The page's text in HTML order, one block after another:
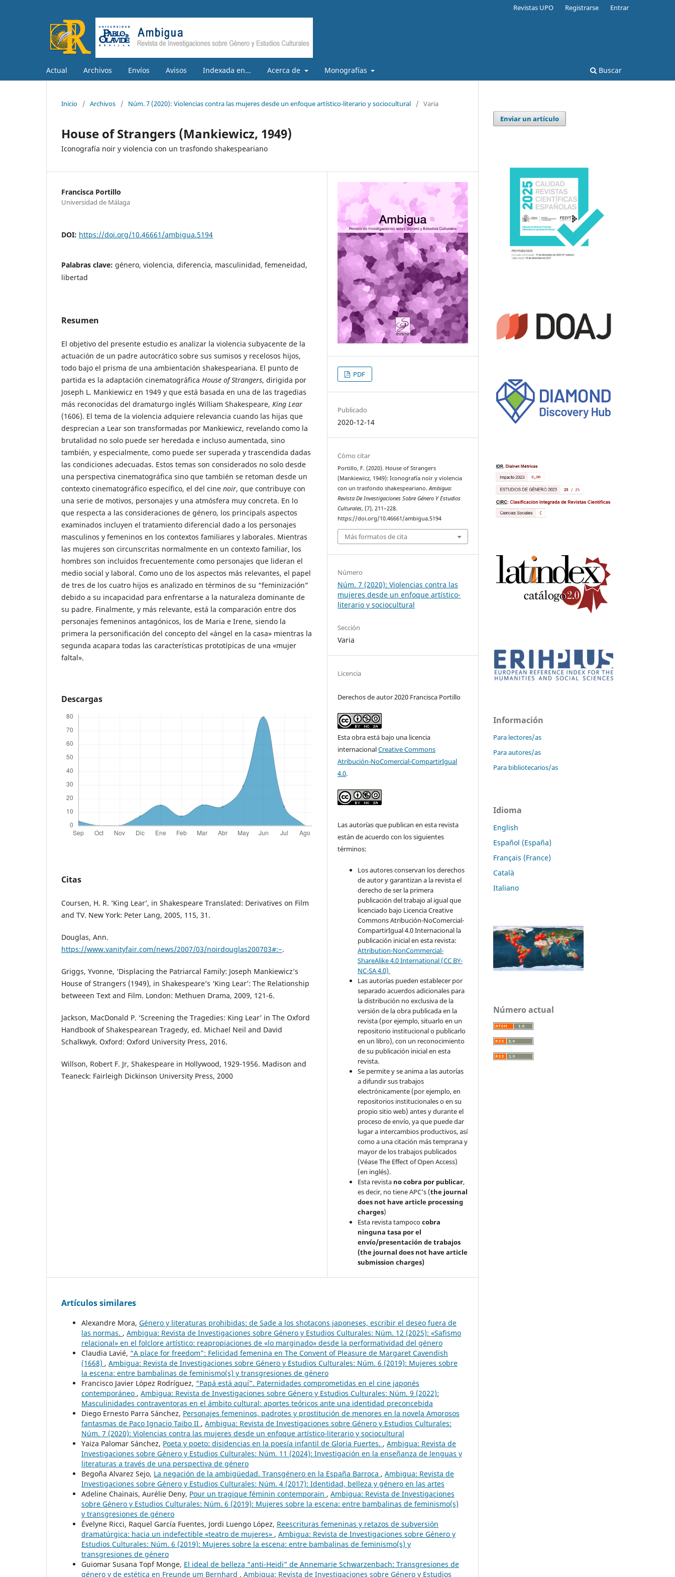
Actual Archivos Envíos Avisos Indexada en... Acerca de Monografías Buscar
Revistas UPO Registrarse Entrar
Inicio / Archivos / Núm. 7 (2020): Violencias contra las mujeres desde un enfoque artístico-literario y sociocultural / Varia
House of Strangers (Mankiewicz, 1949)
Iconografía noir y violencia con un trasfondo shakespeariano
Francisca Portillo
Universidad de Málaga
DOI: https://doi.org/10.46661/ambigua.5194
Palabras clave: género, violencia, diferencia, masculinidad, femeneidad,
libertad
Resumen
El objetivo del presente estudio es analizar la violencia subyacente de la
actuación de un padre autocrático sobre sus sumisos y recelosos hijos,
todo bajo el prisma de una ambientación shakespeariana. El punto de
partida es la adaptación cinematográfica House of Strangers, dirigida por
Joseph L. Mankiewicz en 1949 y que está basada en una de las tragedias
más reconocidas del dramaturgo inglés William Shakespeare, King Lear
(1606). El tema de la violencia adquiere relevancia cuando las hijas que
desprecian a Lear son transformadas por Mankiewicz, revelando como la
brutalidad no solo puede ser heredada e incluso aumentada, sino
también, y especialmente, como puede ser superada y trascendida dadas
las condiciones adecuadas. Estos temas son considerados no solo desde
una perspectiva cinematográfica sino que también se retoman desde un
contexto cinematográfico específico, el del cine noir, que contribuye con
una serie de motivos, personajes y una atmósfera muy concreta. En lo
que respecta a las consideraciones de género, los principals aspectos
examinados incluyen el tratamiento diferencial dado a los personajes
masculinos y femeninos en los contextos familiares y laborales. Mientras
las mujeres son circunscritas normalmente en un contexto familiar, los
hombres son incluidos frecuentemente como personajes que lideran el
medio social y laboral. Como uno de los aspectos más relevantes, el papel
de tres de los cuatro hijos es analizado en términos de su “feminización”
debido a su incapacidad para enfrentarse a la naturaleza dominante de
su padre. Finalmente, y más relevante, está la comparación entre dos
personajes femeninos antagónicos, los de Maria e Irene, siendo la
primera la personificación del concepto del «ángel en la casa» mientras la
segunda acapara todas las características prototípicas de una «mujer
faltal».
Descargas
Citas
Coursen, H. R. ‘King Lear’, in Shakespeare Translated: Derivatives on Film
and TV. New York: Peter Lang, 2005, 115, 31.
Douglas, Ann.
https://www.vanityfair.com/news/2007/03/noirdouglas200703#:~.
Griggs, Yvonne, ‘Displacing the Patriarcal Family: Joseph Mankiewicz’s
House of Strangers (1949), in Shakespeare’s ‘King Lear’: The Relationship
betweeen Text and Film. London: Methuen Drama, 2009, 121-6.
Jackson, MacDonald P. ‘Screening the Tragedies: King Lear’ in The Oxford
Handbook of Shakespearean Tragedy, ed. Michael Neil and David
Schalkwyk. Oxford: Oxford University Press, 2016.
Willson, Robert F. Jr, Shakespeare in Hollywood, 1929-1956. Madison and
Teaneck: Fairleigh Dickinson University Press, 2000
PDF
Publicado
2020-12-14
Cómo citar
Portillo, F. (2020). House of Strangers
(Mankiewicz, 1949): Iconografía noir y violencia
con un trasfondo shakespeariano.Ambigua:
Revista De Investigaciones Sobre Género Y Estudios
Culturales, (7), 211–228.
https://doi.org/10.46661/ambigua.5194
Más formatos de cita
Número
Núm. 7 (2020): Violencias contra las
mujeres desde un enfoque artístico-
literario y sociocultural
Sección
Varia
Licencia
Derechos de autor 2020 Francisca Portillo
Esta obra está bajo una licencia
internacionalCreative Commons
Atribución-NoComercial-CompartirIgual
4.0.
Las autorías que publican en esta revista
están de acuerdo con los siguientes
términos:
Los autores conservan los derechos
de autor y garantizan a la revista el
derecho de ser la primera
publicación del trabajo al igual que
licenciado bajo Licencia Creative
Commons Atribución-NoComercial-
CompartirIgual 4.0 Internacional la
publicación inicial en esta revista:
Attribution-NonCommercial-
ShareAlike 4.0 International (CC BY-
NC-SA 4.0)
Las autorías pueden establecer por
separado acuerdos adicionales para
la distribución no exclusiva de la
versión de la obra publicada en la
revista (por ejemplo, situarlo en un
repositorio institucional o publicarlo
en un libro), con un reconocimiento
de su publicación inicial en esta
revista.
Se permite y se anima a las autorías
a difundir sus trabajos
electrónicamente (por ejemplo, en
repositorios institucionales o en su
propio sitio web) antes y durante el
proceso de envío, ya que puede dar
lugar a intercambios productivos, así
como a una citación más temprana y
mayor de los trabajos publicados
(Véase The Effect of Open Access)
(en inglés).
Esta revista no cobra por publicar,
es decir, no tiene APC's (the journal
does not have article processing
charges)
Esta revista tampococobra
ninguna tasa por el
envío/presentación de trabajos
(the journal does not have article
submission charges)
Artículos similares
Alexandre Mora, Género y literaturas prohibidas: de Sade a los shotacons japoneses, escribir el deseo fuera de
las normas. , Ambigua: Revista de Investigaciones sobre Género y Estudios Culturales: Núm. 12 (2025): «Safismo
relacional» en el folclore artístico: reapropiaciones de «lo marginado» desde la performatividad del género
Claudia Lavié, “A place for freedom”: Felicidad femenina en The Convent of Pleasure de Margaret Cavendish
(1668) , Ambigua: Revista de Investigaciones sobre Género y Estudios Culturales: Núm. 6 (2019): Mujeres sobre
la escena: entre bambalinas de feminismo(s) y transgresiones de género
Francisco Javier López Rodríguez, “Papá está aquí”. Paternidades comprometidas en el cine japonés
contemporáneo , Ambigua: Revista de Investigaciones sobre Género y Estudios Culturales: Núm. 9 (2022):
Masculinidades contraventoras en el ámbito cultural: aportes teóricos ante una identidad preconcebida
Diego Ernesto Parra Sánchez, Personajes femeninos, padrotes y prostitución de menores en la novela Amorosos
fantasmas de Paco Ignacio Taibo II , Ambigua: Revista de Investigaciones sobre Género y Estudios Culturales:
Núm. 7 (2020): Violencias contra las mujeres desde un enfoque artístico-literario y sociocultural
Yaiza Palomar Sánchez, Poeta y poeto: disidencias en la poesía infantil de Gloria Fuertes. , Ambigua: Revista de
Investigaciones sobre Género y Estudios Culturales: Núm. 11 (2024): Investigación en la enseñanza de lenguas y
literaturas a través de una perspectiva de género
Begoña Alvarez Sejo, La negación de la ambigüedad. Transgénero en la España Barroca , Ambigua: Revista de
Investigaciones sobre Género y Estudios Culturales: Núm. 4 (2017): Identidad, belleza y género en las artes
Adeline Chainais, Aurélie Deny, Pour un tragique féminin contemporain , Ambigua: Revista de Investigaciones
sobre Género y Estudios Culturales: Núm. 6 (2019): Mujeres sobre la escena: entre bambalinas de feminismo(s)
y transgresiones de género
Évelyne Ricci, Raquel García Fuentes, Jordi Luengo López, Reescrituras femeninas y retazos de subversión
dramatúrgica: hacia un indefectible «teatro de mujeres» , Ambigua: Revista de Investigaciones sobre Género y
Estudios Culturales: Núm. 6 (2019): Mujeres sobre la escena: entre bambalinas de feminismo(s) y
transgresiones de género
Guiomar Susana Topf Monge, El ideal de belleza “anti-Heidi” de Annemarie Schwarzenbach: Transgresiones de
género y de estética en Freunde um Bernhard , Ambigua: Revista de Investigaciones sobre Género y Estudios
Enviar un artículo
Información
Para lectores/as
Para autores/as
Para bibliotecarios/as
Idioma
English
Español (España)
Français (France)
Català
Italiano
Número actual